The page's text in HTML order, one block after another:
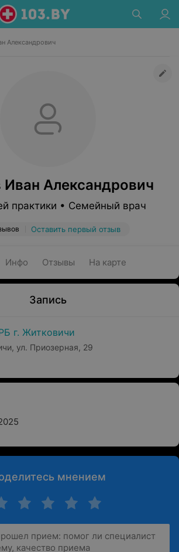
Александрович
Иван Александрович
практики • Семейный врач
Оставить первый отзыв
Инфо Отзывы На карте
Запись
г. Житковичи
ул. Приозерная, 29
мнением